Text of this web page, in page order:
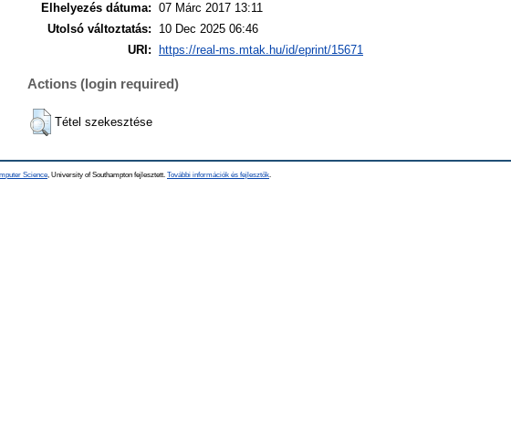
Elhelyezés dátuma: 07 Márc 2017 13:11
Utolsó változtatás:
10 Dec 2025 06:46
URI:
https://real-ms.mtak.hu/id/eprint/15671
Actions (login required)
Tétel szekesztése
Science , University of Southampton fejlesztett. További információk és fejlesztők